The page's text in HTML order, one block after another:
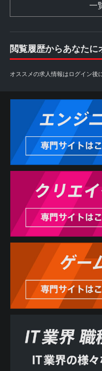
一
閲覧履歴からあなたに
オススメの求人情報はログイン後